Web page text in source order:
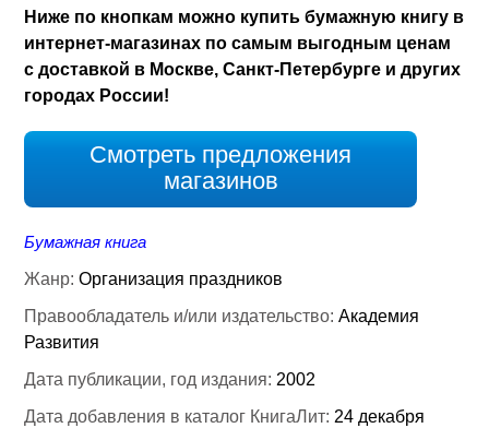
Ниже по кнопкам можно купить бумажную книгу в
интернет-магазинах по самым выгодным ценам
с доставкой в Москве, Санкт-Петербурге и других
городах России!
Смотреть предложения
магазинов
Бумажная книга
Жанр:Организация праздников
Правообладатель и/или издательство:Академия
Развития
Дата публикации, год издания: 2002
Дата добавления в каталог КнигаЛит: 24 декабря